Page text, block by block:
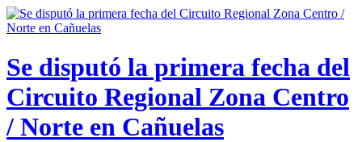
Se disputó la primera fecha del
Circuito Regional Zona Centro
/ Norte en Cañuelas